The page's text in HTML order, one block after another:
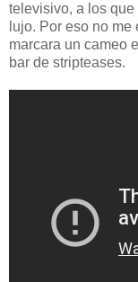
televisivo, a los
lujo. Por eso no
marcara un cameo
bar de stripteases.